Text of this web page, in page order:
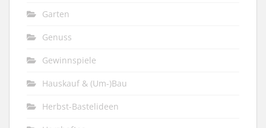
Garten
Genuss
Gewinnspiele
Hauskauf & (Um-)Bau
Herbst-Bastelideen